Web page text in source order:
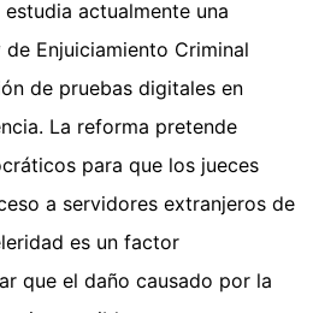
actualmente una
Enjuiciamiento Criminal
de pruebas digitales en
La reforma pretende
para que los jueces
a servidores extranjeros de
es un factor
que el daño causado por la